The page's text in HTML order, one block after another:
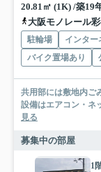
20.81㎡ (1K) /築19
大阪モノレール
駐輪場 インター
バイク置場あり
共用部には敷地内ご
設備はエアコン・ネ
見る
募集中の部屋
1